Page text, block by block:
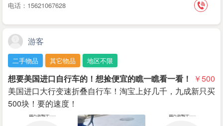
电话：15621067628
游客
二手物品 其它物品 地区不限
想要美国进口自行车的！想捡便宜的瞧一瞧看一看！
￥500
美国进口大行变速折叠自行车！淘宝上好几千，九成新只买
500块！要的速度！